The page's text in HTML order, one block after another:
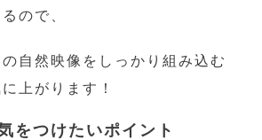
ので、
自然映像をしっかり組み込む
上がります！
をつけたいポイント